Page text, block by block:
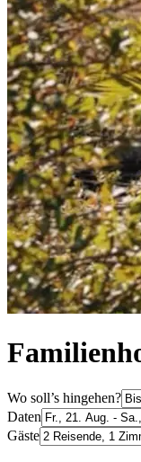
Wo soll’s hingehen?
Daten
Gäste